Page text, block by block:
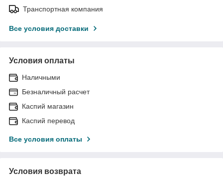
Транспортная компания
Все условия доставки
Условия оплаты
Наличными
Безналичный расчет
Каспий магазин
Каспий перевод
Все условия оплаты
Условия возврата